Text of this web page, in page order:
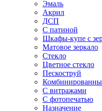
Эмаль
Акрил
ДСП
С патиной
Шкафы-купе с
Матовое зеркало
Стекло
Цветное стекло
Пескоструй
С витражами
С фотопечатью
Назначение